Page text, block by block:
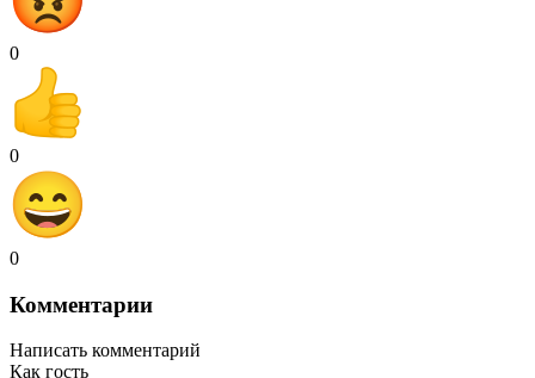
0
0
0
Комментарии
Написать комментарий
Как гость